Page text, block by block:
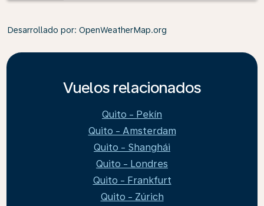
Desarrollado por: OpenWeatherMap.org
Vuelos relacionados
Quito - Pekín
Quito - Amsterdam
Quito - Shanghái
Quito - Londres
Quito - Frankfurt
Quito - Zúrich